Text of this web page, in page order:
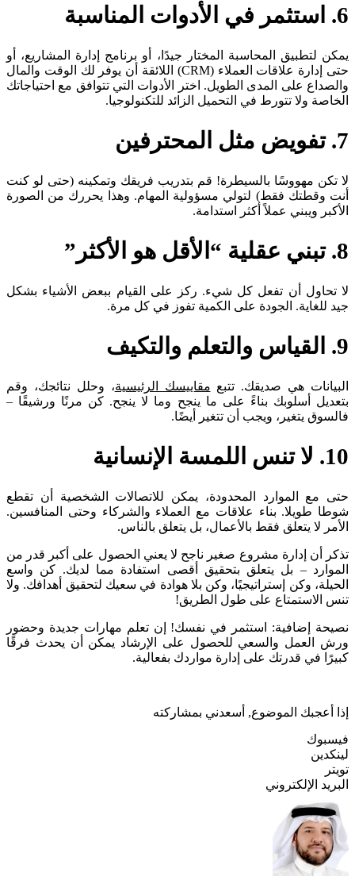
6. استثمر في الأدوات المناسبة
يمكن لتطبيق المحاسبة المختار جيدًا، أو برنامج إدارة المشاريع، أو
حتى إدارة علاقات العملاء (CRM) اللائقة أن يوفر لك الوقت والمال
والصداع على المدى الطويل. اختر الأدوات التي تتوافق مع احتياجاتك
الخاصة ولا تتورط في التحميل الزائد للتكنولوجيا.
7. تفويض مثل المحترفين
لا تكن مهووسًا بالسيطرة! قم بتدريب فريقك وتمكينه (حتى لو كنت
أنت وقطتك فقط) لتولي مسؤولية المهام. وهذا يحررك من الصورة
الأكبر ويبني عملاً أكثر استدامة.
8. تبني عقلية “الأقل هو الأكثر”
لا تحاول أن تفعل كل شيء. ركز على القيام ببعض الأشياء بشكل
جيد للغاية. الجودة على الكمية تفوز في كل مرة.
9. القياس والتعلم والتكيف
البيانات هي صديقك. تتبع مقاييسك الرئيسية، وحلل نتائجك، وقم
بتعديل أسلوبك بناءً على ما ينجح وما لا ينجح. كن مرنًا ورشيقًا –
فالسوق يتغير، ويجب أن تتغير أيضًا.
10. لا تنس اللمسة الإنسانية
حتى مع الموارد المحدودة، يمكن للاتصالات الشخصية أن تقطع
شوطا طويلا. بناء علاقات مع العملاء والشركاء وحتى المنافسين.
الأمر لا يتعلق فقط بالأعمال، بل يتعلق بالناس.
تذكر أن إدارة مشروع صغير ناجح لا يعني الحصول على أكبر قدر من
الموارد – بل يتعلق بتحقيق أقصى استفادة مما لديك. كن واسع
الحيلة، وكن إستراتيجيًا، وكن بلا هوادة في سعيك لتحقيق أهدافك. ولا
تنس الاستمتاع على طول الطريق!
نصيحة إضافية: استثمر في نفسك! إن تعلم مهارات جديدة وحضور
ورش العمل والسعي للحصول على الإرشاد يمكن أن يحدث فرقًا
كبيرًا في قدرتك على إدارة مواردك بفعالية.
إذا أعجبك الموضوع, أسعدني بمشاركته
فيسبوك
لينكدين
تويتر
البريد الإلكتروني